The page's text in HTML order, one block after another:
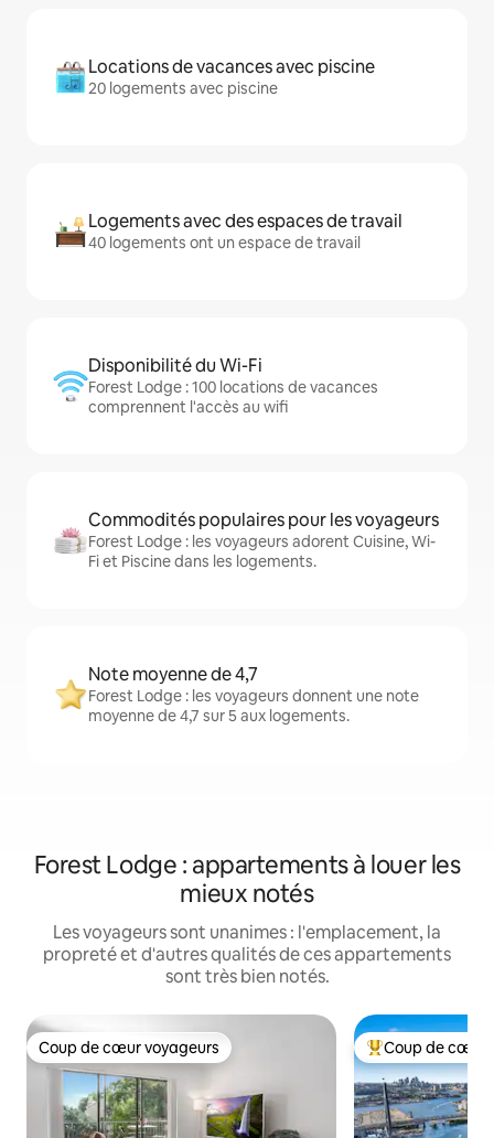
Locations de vacances avec piscine
20 logements avec piscine
Logements avec des espaces de travail
40 logements ont un espace de travail
Disponibilité du Wi-Fi
Forest Lodge : 100 locations de vacances
comprennent l'accès au wifi
Commodités populaires pour les voyageurs
Forest Lodge : les voyageurs adorent Cuisine, Wi-
Fi et Piscine dans les logements.
Note moyenne de 4,7
Forest Lodge : les voyageurs donnent une note
moyenne de 4,7 sur 5 aux logements.
Forest Lodge : appartements à louer les
mieux notés
Les voyageurs sont unanimes : l'emplacement, la
propreté et d'autres qualités de ces appartements
sont très bien notés.
Coup de cœur voyageurs
Coup de cœur voyageurs Coup de cœur
Coup de cœur